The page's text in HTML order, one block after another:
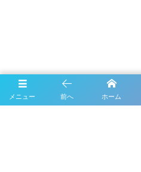
メニュー 前へ ホーム